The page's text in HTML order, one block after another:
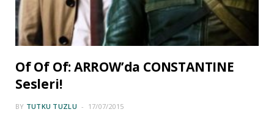
Of Of Of: ARROW’da CONSTANTINE
Sesleri!
BY TUTKU TUZLU 17/07/2015